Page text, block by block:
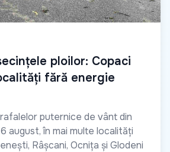
ploilor: Copaci
fără energie
puternice de vânt din
august, în mai multe localități
Râșcani, Ocnița și Glodeni